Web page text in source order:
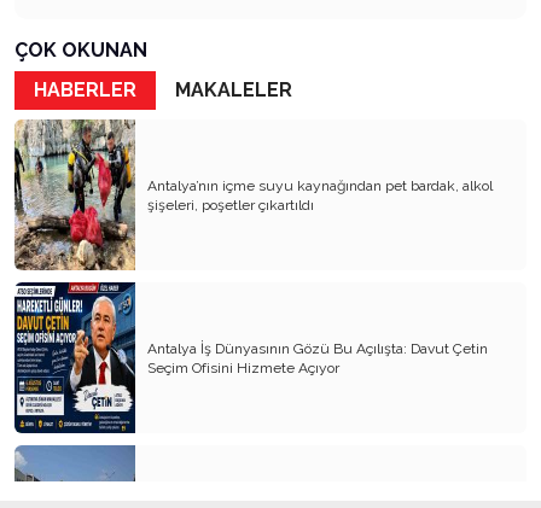
Katil Ağaçlar
Keşke Herkes Sevdiği ve İyi Bildiği İşi Yapsa
Veda Mektubum
Avm’ler Sinek Avlıyor
Hangi Gazetecilerin Günü?
Çok Para, Çok Bela
Geçen Yıldan Akılda Kalanlar
Yeni Yıl Duam
Çağımızın Hastalığı Madde Bağımlılığı
Yürek Burkan İsyanlarım
ÇOK OKUNAN
HABERLER
MAKALELER
Antalya’nın içme suyu kaynağından pet bardak, alkol
şişeleri, poşetler çıkartıldı
Antalya İş Dünyasının Gözü Bu Açılışta: Davut Çetin
Seçim Ofisini Hizmete Açıyor